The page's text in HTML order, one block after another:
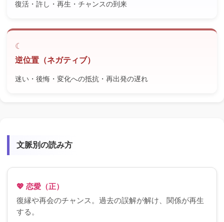
復活・許し・再生・チャンスの到来
逆位置（ネガティブ）
迷い・後悔・変化への抵抗・再出発の遅れ
文脈別の読み方
💖 恋愛（正）
復縁や再会のチャンス。過去の誤解が解け、関係が再生
する。